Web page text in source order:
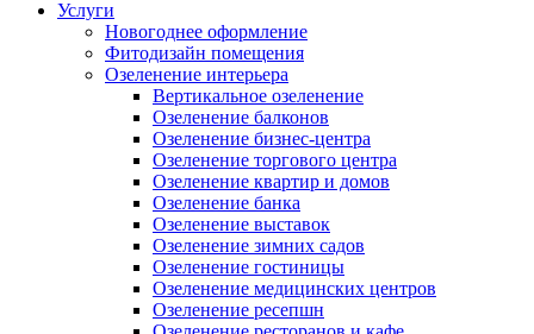
Услуги
Новогоднее оформление
Фитодизайн помещения
Озеленение интерьера
Вертикальное озеленение
Озеленение балконов
Озеленение бизнес-центра
Озеленение торгового центра
Озеленение квартир и домов
Озеленение банка
Озеленение выставок
Озеленение зимних садов
Озеленение гостиницы
Озеленение медицинских центров
Озеленение ресепшн